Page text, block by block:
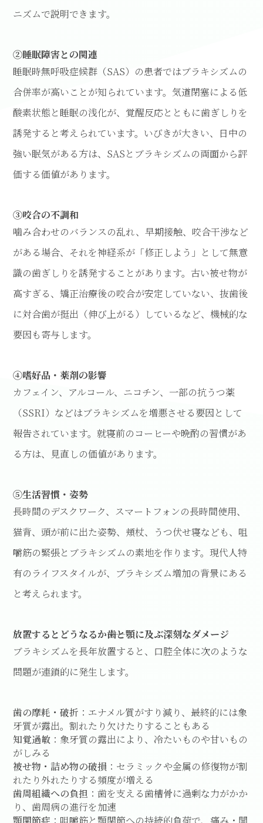
ニズムで説明できます。
②睡眠障害との関連
睡眠時無呼吸症候群（SAS）の患者ではブラキシズムの
合併率が高いことが知られています。気道閉塞による低
酸素状態と睡眠の浅化が、覚醒反応とともに歯ぎしりを
誘発すると考えられています。いびきが大きい、日中の
強い眠気がある方は、SASとブラキシズムの両面から評
価する価値があります。
③咬合の不調和
噛み合わせのバランスの乱れ、早期接触、咬合干渉など
がある場合、それを神経系が「修正しよう」として無意
識の歯ぎしりを誘発することがあります。古い被せ物が
高すぎる、矯正治療後の咬合が安定していない、抜歯後
に対合歯が挺出（伸び上がる）しているなど、機械的な
要因も寄与します。
④嗜好品・薬剤の影響
カフェイン、アルコール、ニコチン、一部の抗うつ薬
（SSRI）などはブラキシズムを増悪させる要因として
報告されています。就寝前のコーヒーや晩酌の習慣があ
る方は、見直しの価値があります。
⑤生活習慣・姿勢
長時間のデスクワーク、スマートフォンの長時間使用、
猫背、頭が前に出た姿勢、頬杖、うつ伏せ寝なども、咀
嚼筋の緊張とブラキシズムの素地を作ります。現代人特
有のライフスタイルが、ブラキシズム増加の背景にある
と考えられます。
放置するとどうなるか――歯と顎に及ぶ深刻なダメージ
ブラキシズムを長年放置すると、口腔全体に次のような
問題が連鎖的に発生します。
歯の摩耗・破折 ：エナメル質がすり減り、最終的には象
牙質が露出。割れたり欠けたりすることもある
知覚過敏 ：象牙質の露出により、冷たいものや甘いもの
がしみる
被せ物・詰め物の破損 ：セラミックや金属の修復物が割
れたり外れたりする頻度が増える
歯周組織への負担 ：歯を支える歯槽骨に過剰な力がかか
り、歯周病の進行を加速